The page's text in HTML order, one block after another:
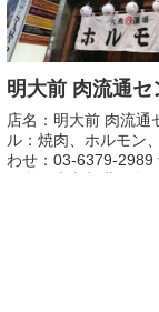
明大前 肉流通セ
店名：明大前 肉流通
ル：焼肉、ホルモン
わせ：03-6379-2989